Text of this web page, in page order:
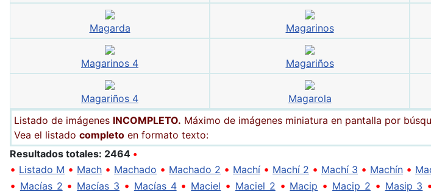
Magarda Magarinos
Magarinos 4 Magariños
Magariños 4 Magarola
Listado de imágenes INCOMPLETO. Máximo de imágenes miniatura en pantalla por
Vea el listado completo en formato texto:
Resultados totales: 2464 •
• Listado M • Mach • Machado • Machado 2 • Machí • Machí 2 • Machí 3 • Machín •
• Macías 2 • Macías 3 • Macías 4• Maciel • Maciel 2 • Macip • Macip 2 • Masip 3 •